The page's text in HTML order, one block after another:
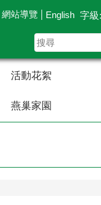
網站導覽 English 字級:
活動花絮
燕巢家園